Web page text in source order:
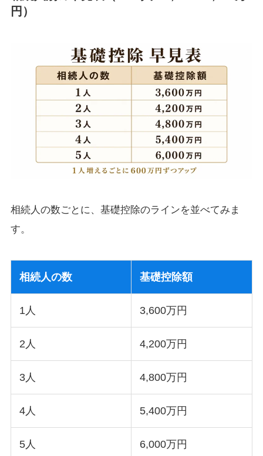
円）
相続人の数ごとに、基礎控除のラインを並べてみま
す。
相続人の数 基礎控除額
1人 3,600万円
2人 4,200万円
3人 4,800万円
4人 5,400万円
5人 6,000万円